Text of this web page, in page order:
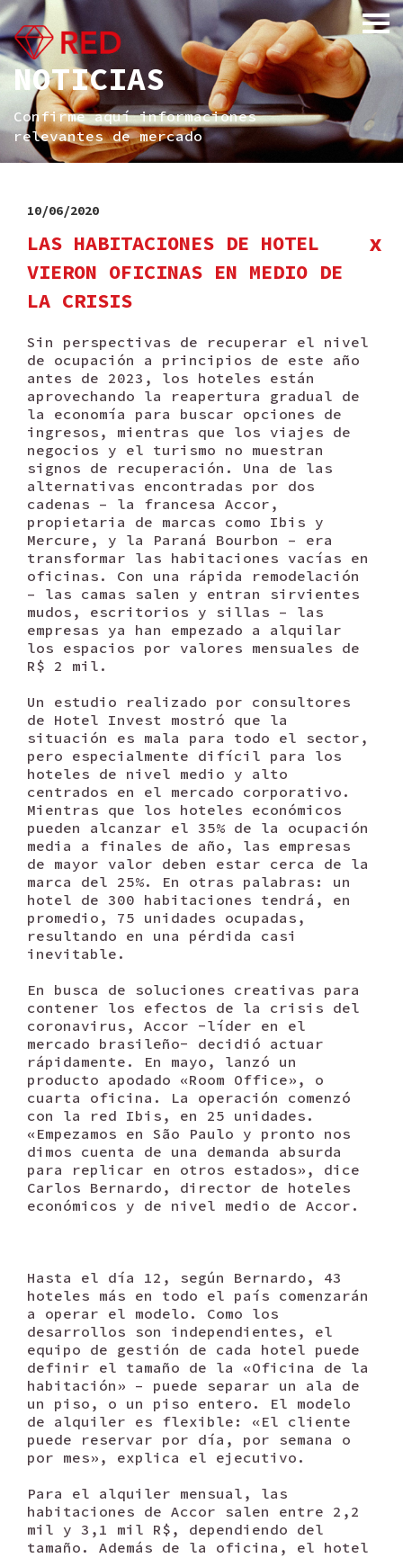
NOTICIAS
Confirme aquí informaciones
relevantes de mercado
10/06/2020
LAS HABITACIONES DE HOTEL
VIERON OFICINAS EN MEDIO DE
LA CRISIS
x
Sin perspectivas de recuperar el nivel
de ocupación a principios de este año
antes de 2023, los hoteles están
aprovechando la reapertura gradual de
la economía para buscar opciones de
ingresos, mientras que los viajes de
negocios y el turismo no muestran
signos de recuperación. Una de las
alternativas encontradas por dos
cadenas – la francesa Accor,
propietaria de marcas como Ibis y
Mercure, y la Paraná Bourbon – era
transformar las habitaciones vacías en
oficinas. Con una rápida remodelación
– las camas salen y entran sirvientes
mudos, escritorios y sillas – las
empresas ya han empezado a alquilar
los espacios por valores mensuales de
R$ 2 mil.
Un estudio realizado por consultores
de Hotel Invest mostró que la
situación es mala para todo el sector,
pero especialmente difícil para los
hoteles de nivel medio y alto
centrados en el mercado corporativo.
Mientras que los hoteles económicos
pueden alcanzar el 35% de la ocupación
media a finales de año, las empresas
de mayor valor deben estar cerca de la
marca del 25%. En otras palabras: un
hotel de 300 habitaciones tendrá, en
promedio, 75 unidades ocupadas,
resultando en una pérdida casi
inevitable.
En busca de soluciones creativas para
contener los efectos de la crisis del
coronavirus, Accor -líder en el
mercado brasileño- decidió actuar
rápidamente. En mayo, lanzó un
producto apodado «Room Office», o
cuarta oficina. La operación comenzó
con la red Ibis, en 25 unidades.
«Empezamos en São Paulo y pronto nos
dimos cuenta de una demanda absurda
para replicar en otros estados», dice
Carlos Bernardo, director de hoteles
económicos y de nivel medio de Accor.
Hasta el día 12, según Bernardo, 43
hoteles más en todo el país comenzarán
a operar el modelo. Como los
desarrollos son independientes, el
equipo de gestión de cada hotel puede
definir el tamaño de la «Oficina de la
habitación» – puede separar un ala de
un piso, o un piso entero. El modelo
de alquiler es flexible: «El cliente
puede reservar por día, por semana o
por mes», explica el ejecutivo.
Para el alquiler mensual, las
habitaciones de Accor salen entre 2,2
mil y 3,1 mil R$, dependiendo del
tamaño. Además de la oficina, el hotel